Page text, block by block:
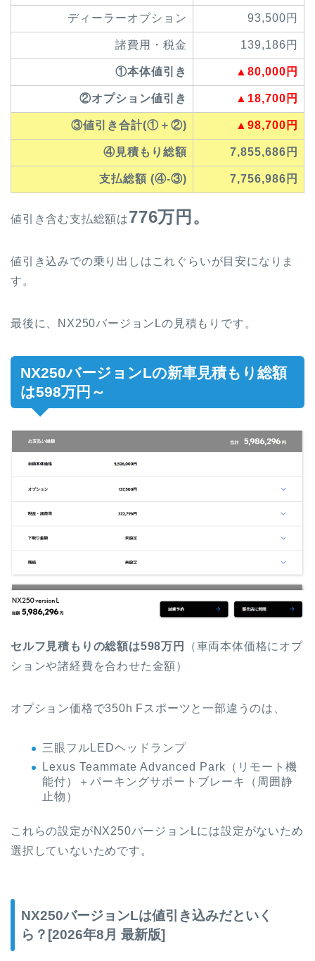
ディーラーオプション 93,500円
諸費用・税金 139,186円
①本体値引き ▲80,000円
②オプション値引き ▲18,700円
③値引き合計(①＋②) ▲98,700円
④見積もり総額 7,855,686円
支払総額 (④-③) 7,756,986円
値引き含む支払総額は776万円。
値引き込みでの乗り出しはこれぐらいが目安になりま
す。
最後に、NX250バージョンLの見積もりです。
NX250バージョンLの新車見積もり総額
は598万円～
セルフ見積もりの総額は598万円
（車両本体価格にオプ
ションや諸経費を合わせた金額）
オプション価格で350h Fスポーツと一部違うのは、
三眼フルLEDヘッドランプ
Lexus Teammate Advanced Park（リモート機
能付）＋パーキングサポートブレーキ（周囲静
止物）
これらの設定がNX250バージョンLには設定がないため
選択していないためです。
NX250バージョンLは値引き込みだといく
ら？[2026年8月 最新版]